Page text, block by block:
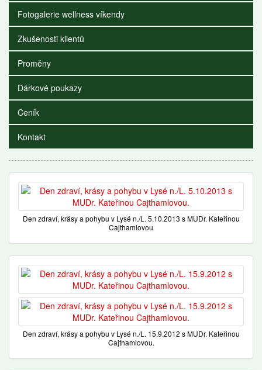
Fotogalerie wellness víkendy
Zkušenosti klientů
Proměny
Dárkové poukazy
Ceník
Kontakt
Den zdraví, krásy a pohybu v Lysé n./L. 5.10.2013 s MUDr. Kateřinou
Cajthamlovou
Den zdraví, krásy a pohybu v Lysé n./L. 15.9.2012 s MUDr. Kateřinou
Cajthamlovou.